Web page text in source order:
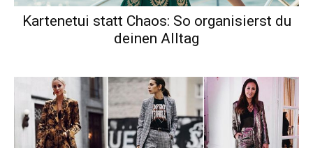
Kartenetui statt Chaos: So organisierst du
deinen Alltag